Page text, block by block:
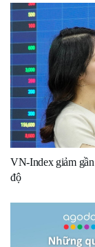
VN-Index giảm
độ